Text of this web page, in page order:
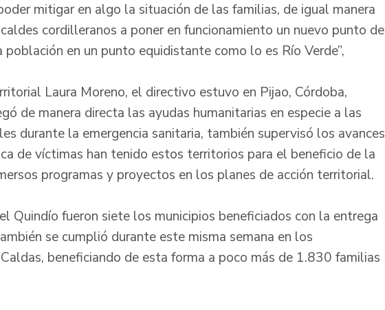
mitigar en algo la situación de las familias, de igual manera
cordilleranos a poner en funcionamiento un nuevo punto de
en un punto equidistante como lo es Río Verde”,
Laura Moreno, el directivo estuvo en Pijao, Córdoba,
de manera directa las ayudas humanitarias en especie a las
durante la emergencia sanitaria, también supervisó los avances
de víctimas han tenido estos territorios para el beneficio de la
programas y proyectos en los planes de acción territorial.
Quindío fueron siete los municipios beneficiados con la entrega
se cumplió durante este misma semana en los
beneficiando de esta forma a poco más de 1.830 familias